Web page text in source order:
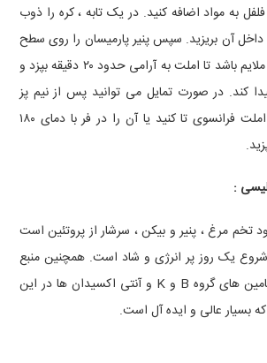
به مواد اضافه کنید. در یک تابه ، کره را ذوب
آن بریزید. سپس پنیر پارمیسان را روی سطح
آن بپاشید. حرارت باید ملایم باشد تا املت به آرامی حدود ۲۰ دقیقه بپزد و
کند. در صورت تمایل می‌ توانید پس از نیم‌ پز
شدن ، املت را مانند املت فرانسوی تا کنید یا آن را در فر با دمای ۱۸۰
:
تخم ‌مرغ ، پنیر و بیکن ، سرشار از پروتئین است
شروع یک روز پر انرژی و شاد است. همچنین منبع
‌های گروهB و K و آنتی‌ اکسیدان ‌ها در این
بسیار عالی و ایده آل است.